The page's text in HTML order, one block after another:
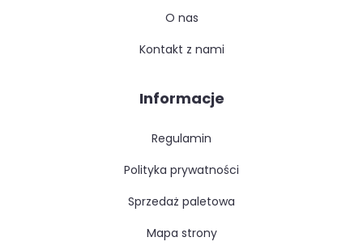
o nas
kontakt z nami
Informacje
regulamin
polityka prywatności
sprzedaż paletowa
mapa strony